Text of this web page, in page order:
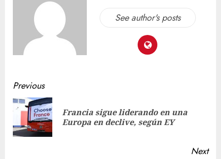
See author's posts
Previous
Francia sigue liderando en una
Europa en declive, según EY
Next